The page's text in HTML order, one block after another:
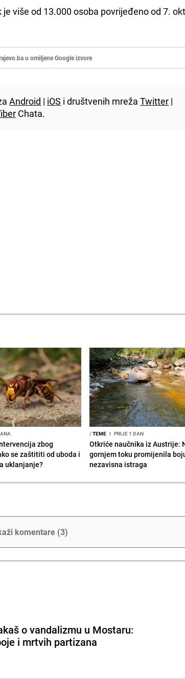
više od 13.000 osoba povrijeđeno od 7.
u omiljene Google izvore
Android | iOS i društvenih mrežaTwitter |
Chata.
zbog
se zaštititi od uboda i
uklanjanje?
/TEME I PRIJE 1 DAN
Otkriće naučnika iz Austrije:
gornjem toku promijenila
nezavisna istraga
komentare (3)
o vandalizmu u Mostaru:
i mrtvih partizana